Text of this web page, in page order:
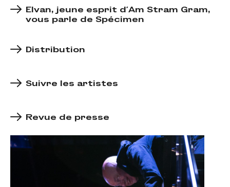
Elvan, jeune esprit d’Am Stram Gram,
vous parle de Spécimen
Distribution
Suivre les artistes
Revue de presse